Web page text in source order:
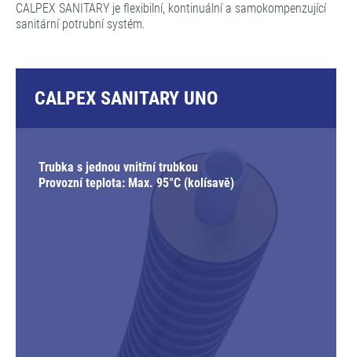
CALPEX SANITARY je flexibilní, kontinuální a samokompenzující
sanitární potrubní systém.
CALPEX SANITARY UNO
Trubka s jednou vnitřní trubkou
Provozní teplota: Max. 95°C (kolísavě)